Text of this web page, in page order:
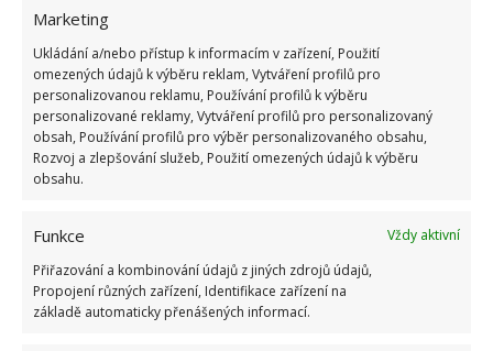
Marketing
Ukládání a/nebo přístup k informacím v zařízení, Použití
omezených údajů k výběru reklam, Vytváření profilů pro
personalizovanou reklamu, Používání profilů k výběru
personalizované reklamy, Vytváření profilů pro personalizovaný
obsah, Používání profilů pro výběr personalizovaného obsahu,
Rozvoj a zlepšování služeb, Použití omezených údajů k výběru
obsahu.
Funkce
Vždy aktivní
Přiřazování a kombinování údajů z jiných zdrojů údajů,
Propojení různých zařízení, Identifikace zařízení na
základě automaticky přenášených informací.
prostředí. Při požití může být pro lidi a
zvířata jedovatá. Při práci s ní proto noste rukavice.
Nejlépe se jí daří při pokojové teplotě, ale zvládne
přežít při teplotách od 10 ° C do 32 ° C. Zalévejte
rostlinu do misky a ujistěte se, že rostlina vše vypila.
Pokud ne, přebytečnou vodu vylijte.
Jedná se o další velmi pestrou a oblíbenou rostlinu.
Ani ti nejlínější zahrádkáři nebudou mít problémy